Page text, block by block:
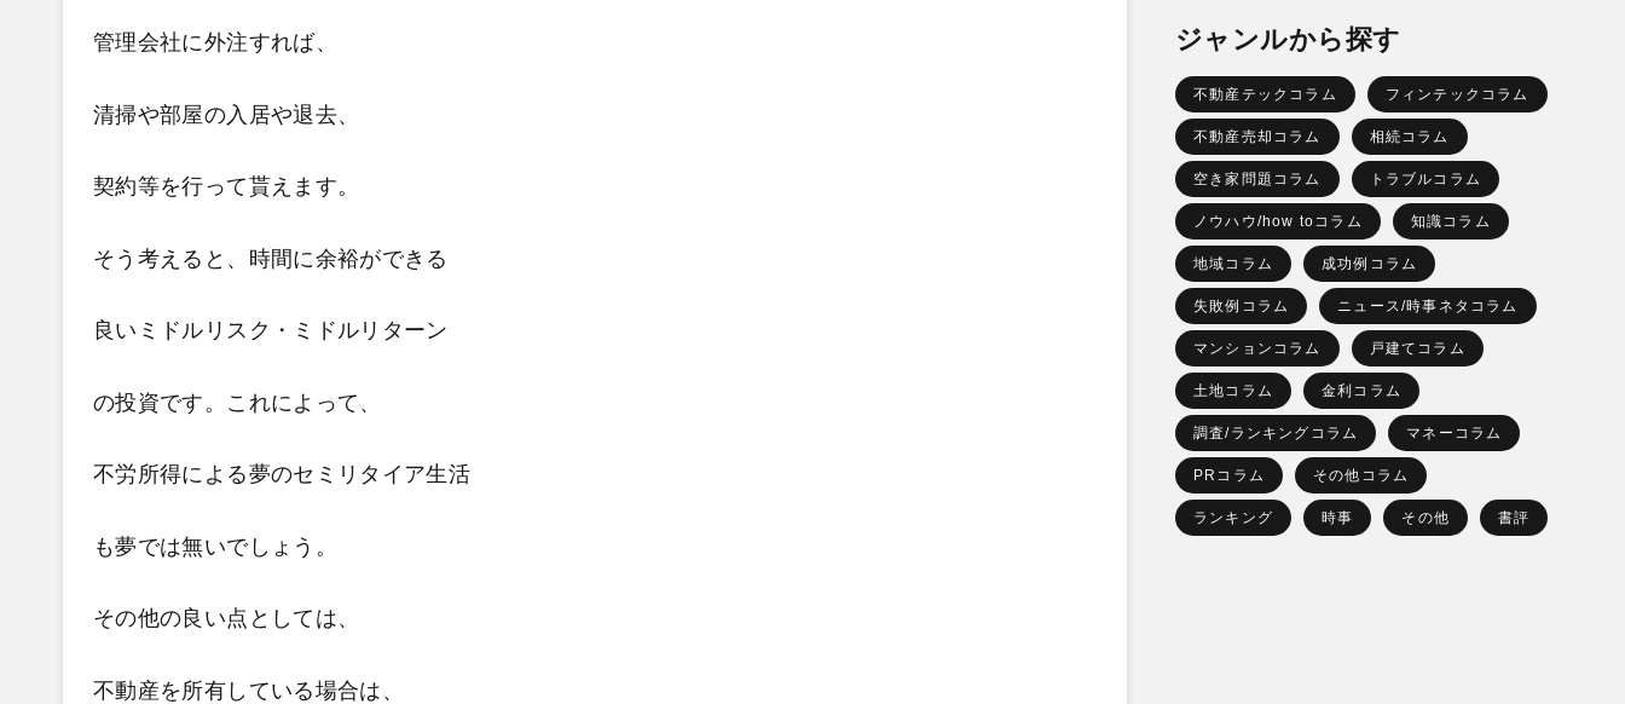
管理会社に外注すれば、
清掃や部屋の入居や退去、
契約等を行って貰えます。
そう考えると、時間に余裕ができる
良いミドルリスク・ミドルリターン
の投資です。 これによって、
不労所得による夢のセミリタイア生活
も夢では無いでしょう。
その他の良い点としては、
不動産を所有している場合は、
ジャンルから探す
不動産テックコラム フィンテックコラム
不動産売却コラム 相続コラム
空き家問題コラム トラブルコラム
ノウハウ/how toコラム 知識コラム
地域コラム 成功例コラム
失敗例コラム ニュース/時事ネタコラム
マンションコラム 戸建てコラム
土地コラム 金利コラム
調査/ランキングコラム マネーコラム
PRコラム その他コラム
ランキング 時事 その他 書評